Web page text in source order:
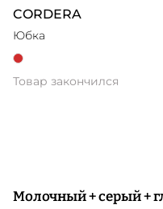
CORDERA
Юбка
Товар закончился
Молочный + серый +